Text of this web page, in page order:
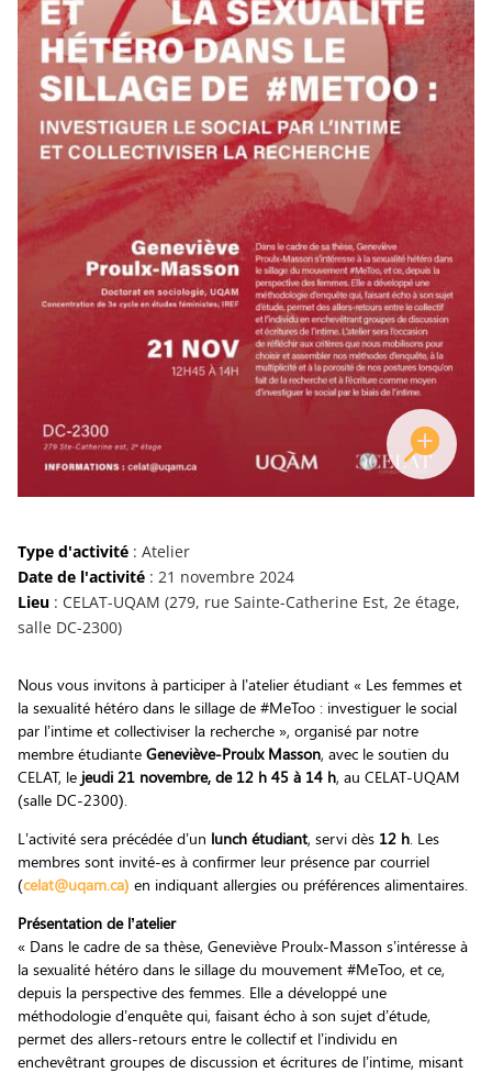
Type d'activité: Atelier
Date de l'activité: 21 novembre 2024
Lieu: CELAT-UQAM (279, rue Sainte-Catherine Est, 2e étage,
salle DC-2300)
Nous vous invitons à participer à l’atelier étudiant « Les femmes et
la sexualité hétéro dans le sillage de #MeToo : investiguer le social
par l’intime et collectiviser la recherche», organisé par notre
membre étudiante Geneviève-Proulx Masson, avec le soutien du
CELAT, le jeudi 21 novembre, de 12 h 45 à 14 h, au CELAT-UQAM
(salle DC-2300).
L’activité sera précédée d’un lunch étudiant, servi dès 12 h. Les
membres sont invité-es à confirmer leur présence par courriel
(celat@uqam.ca) en indiquant allergies ou préférences alimentaires.
Présentation de l’atelier
« Dans le cadre de sa thèse, Geneviève Proulx-Masson s’intéresse à
la sexualité hétéro dans le sillage du mouvement #MeToo, et ce,
depuis la perspective des femmes. Elle a développé une
méthodologie d’enquête qui, faisant écho à son sujet d’étude,
permet des allers-retours entre le collectif et l’individu en
enchevêtrant groupes de discussion et écritures de l’intime, misant